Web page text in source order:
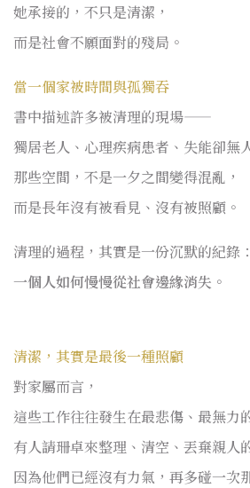
她承接的，不只是清潔，
而是社會不願面對的殘局。
當一個家被時間與孤獨吞
書中描述許多被清理的現場——
獨居老人、心理疾病患者、失能卻無
那些空間，不是一夕之間變得混亂，
而是長年沒有被看見、沒有被照顧。
清理的過程，其實是一份沉默的紀錄：
一個人如何慢慢從社會邊緣消失。
清潔，其實是最後一種照顧
對家屬而言，
這些工作往往發生在最悲傷、最無力
有人請珊卓來整理、清空、丟棄親人
因為他們已經沒有力氣，再多碰一次